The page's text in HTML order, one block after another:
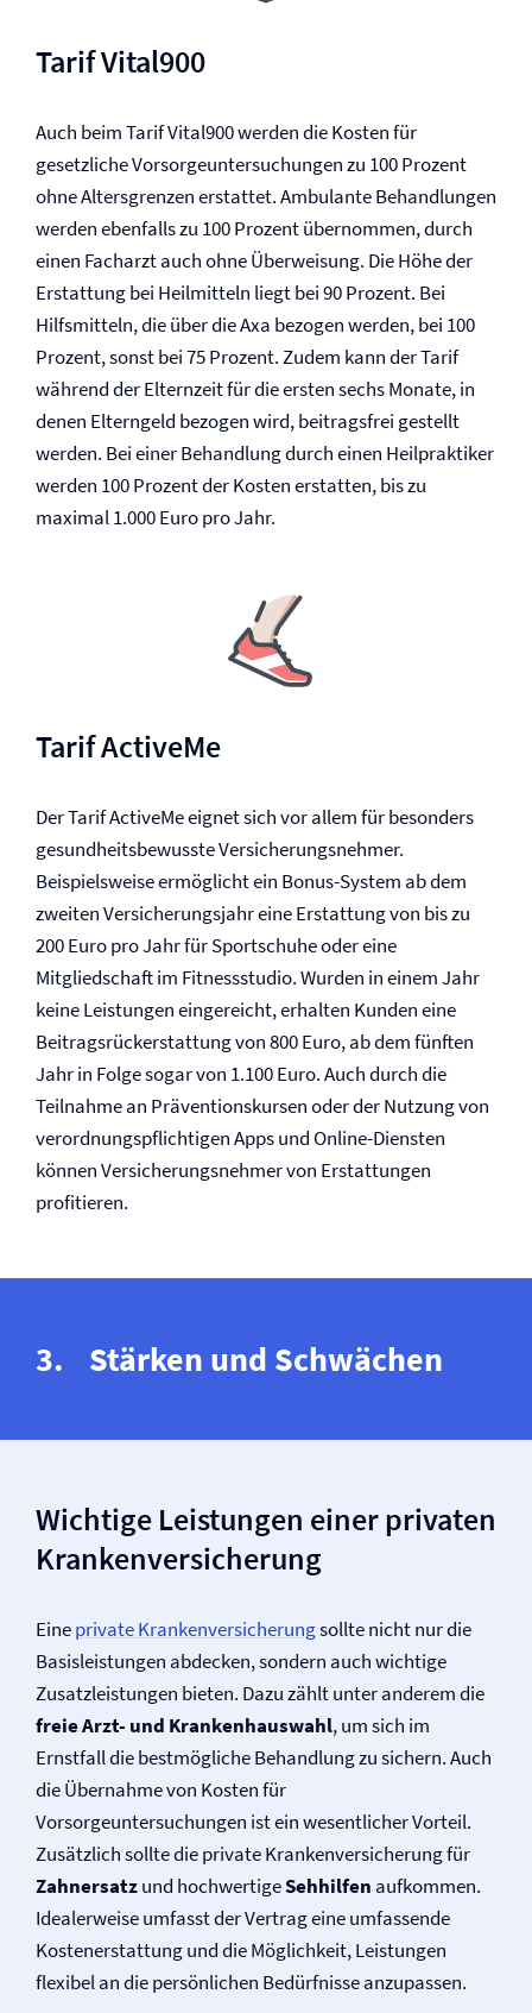
Tarif Vital900
Auch beim Tarif Vital900 werden die Kosten für
gesetzliche Vorsorgeuntersuchungen zu 100 Prozent
ohne Altersgrenzen erstattet. Ambulante Behandlungen
werden ebenfalls zu 100 Prozent übernommen, durch
einen Facharzt auch ohne Überweisung. Die Höhe der
Erstattung bei Heilmitteln liegt bei 90 Prozent. Bei
Hilfsmitteln, die über die Axa bezogen werden, bei 100
Prozent, sonst bei 75 Prozent. Zudem kann der Tarif
während der Elternzeit für die ersten sechs Monate, in
denen Elterngeld bezogen wird, beitragsfrei gestellt
werden. Bei einer Behandlung durch einen Heilpraktiker
werden 100 Prozent der Kosten erstatten, bis zu
maximal 1.000 Euro pro Jahr.
Tarif ActiveMe
Der Tarif ActiveMe eignet sich vor allem für besonders
gesundheitsbewusste Versicherungsnehmer.
Beispielsweise ermöglicht ein Bonus-System ab dem
zweiten Versicherungsjahr eine Erstattung von bis zu
200 Euro pro Jahr für Sportschuhe oder eine
Mitgliedschaft im Fitnessstudio. Wurden in einem Jahr
keine Leistungen eingereicht, erhalten Kunden eine
Beitragsrückerstattung von 800 Euro, ab dem fünften
Jahr in Folge sogar von 1.100 Euro. Auch durch die
Teilnahme an Präventionskursen oder der Nutzung von
verordnungspflichtigen Apps und Online-Diensten
können Versicherungsnehmer von Erstattungen
profitieren.
Stärken und Schwächen
Wichtige Leistungen einer privaten
Kranken­versicherung
Eineprivate Kranken­versicherungsollte nicht nur die
Basisleistungen abdecken, sondern auch wichtige
Zusatzleistungen bieten. Dazu zählt unter anderem die
freie Arzt- und Krankenhauswahl, um sich im
Ernstfall die bestmögliche Behandlung zu sichern. Auch
die Übernahme von Kosten für
Vorsorgeuntersuchungen ist ein wesentlicher Vorteil.
Zusätzlich sollte die private Kranken­versicherung für
Zahnersatzund hochwertigeSehhilfen aufkommen.
Idealerweise umfasst der Vertrag eine umfassende
Kostenerstattung und die Möglichkeit, Leistungen
flexibel an die persönlichen Bedürfnisse anzupassen.